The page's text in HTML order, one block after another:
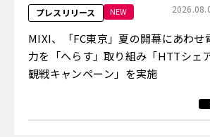
プレスリリース NEW
MIXI、「FC東京」夏の開幕にあわせ
力を「へらす」取り組み「HTTシェ
観戦キャンペーン」を実施